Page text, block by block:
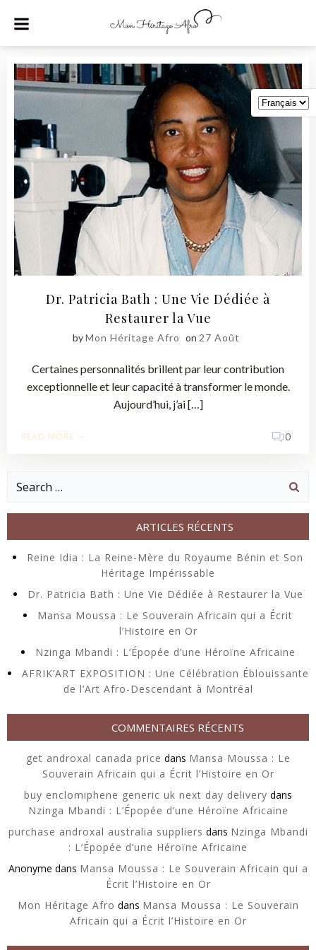
au
Dr. Patricia Bath : Une Vie Dédiée à
Restaurer la Vue
byMon Héritage Afro on 27 Août
Certaines personnalités brillent par leur contribution
exceptionnelle et leur capacité à transformer le monde.
Aujourd’hui, j’ai […]
READ MORE 0
Search
ARTICLES RÉCENTS
Reine Idia : La Reine-Mère du Royaume Bénin et Son
Héritage Impérissable
Dr. Patricia Bath : Une Vie Dédiée à Restaurer la Vue
Mansa Moussa : Le Souverain Africain qui a Écrit
l’Histoire en Or
Nzinga Mbandi : L’Épopée d’une Héroïne Africaine
AFRIK’ART EXPOSITION : Une Célébration Éblouissante
de l’Art Afro-Descendant à Montréal
COMMENTAIRES RÉCENTS
get androxal canada price dans Mansa Moussa : Le
Souverain Africain qui a Écrit l’Histoire en Or
buy enclomiphene generic uk next day delivery dans
Nzinga Mbandi : L’Épopée d’une Héroïne Africaine
purchase androxal australia suppliers dans Nzinga Mbandi
: L’Épopée d’une Héroïne Africaine
Anonyme dans Mansa Moussa : Le Souverain Africain qui a
Écrit l’Histoire en Or
Mon Héritage Afro dans Mansa Moussa : Le Souverain
Africain qui a Écrit l’Histoire en Or